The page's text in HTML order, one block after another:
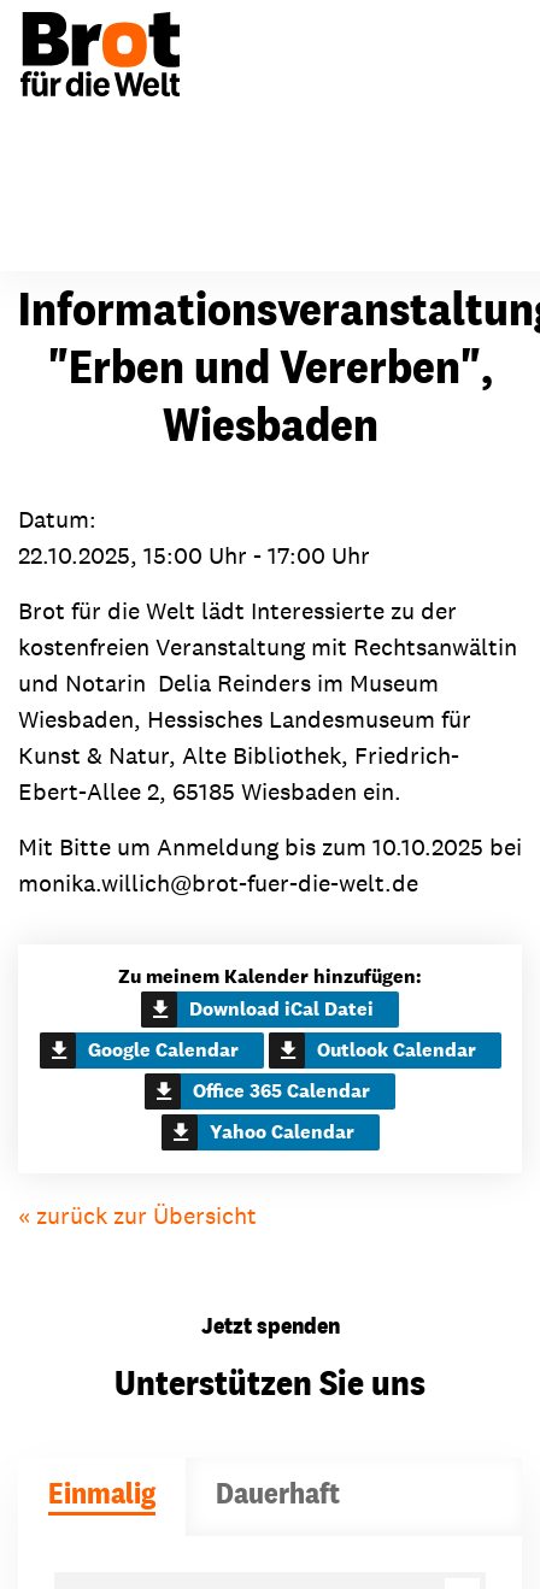
"Erben und Vererben",
Wiesbaden
Datum:
22.10.2025, 15:00 Uhr - 17:00 Uhr
Brot für die Welt lädt Interessierte zu der
kostenfreien Veranstaltung mit Rechtsanwältin
und Notarin Delia Reinders im Museum
Wiesbaden, Hessisches Landesmuseum für
Kunst & Natur, Alte Bibliothek, Friedrich-
Ebert-Allee 2, 65185 Wiesbaden ein.
Mit Bitte um Anmeldung bis zum 10.10.2025 bei
monika.willich@brot-fuer-die-welt.de
Zu meinem Kalender hinzufügen:
Download iCal Datei
Google Calendar
Outlook Calendar
Office 365 Calendar
Yahoo Calendar
« zurück zur Übersicht
Jetzt spenden
Unterstützen Sie uns
Einmalig Dauerhaft